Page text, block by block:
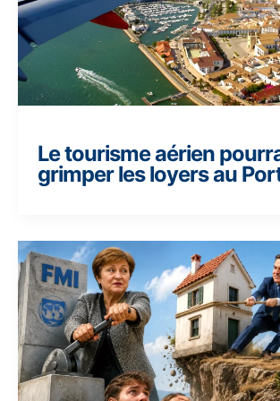
Le tourisme aérien
grimper les loyers au